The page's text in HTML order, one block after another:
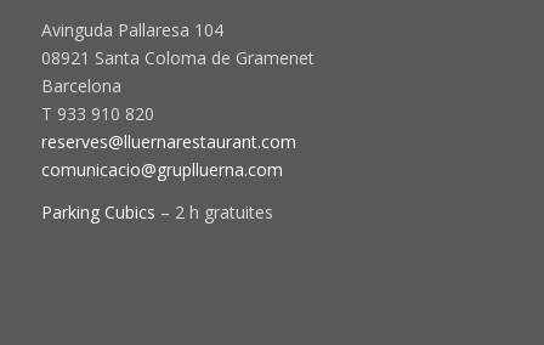
Avinguda Pallaresa 104
08921 Santa Coloma de Gramenet
Barcelona
T 933 910 820
reserves@lluernarestaurant.com
comunicacio@gruplluerna.com
Parking Cubics – 2 h gratuites